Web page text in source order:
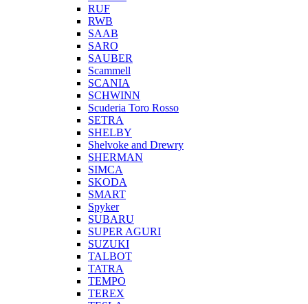
RUF
RWB
SAAB
SARO
SAUBER
Scammell
SCANIA
SCHWINN
Scuderia Toro Rosso
SETRA
SHELBY
Shelvoke and Drewry
SHERMAN
SIMCA
SKODA
SMART
Spyker
SUBARU
SUPER AGURI
SUZUKI
TALBOT
TATRA
TEMPO
TEREX